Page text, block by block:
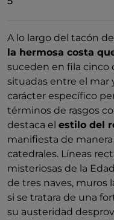
A lo largo del tacón
la hermosa costa
suceden en fila cinco
situadas entre el mar
carácter específico
términos de rasgos
destaca el estilo del
manifiesta de
catedrales. Líneas
misteriosas de la
de tres naves, muros
si se tratara de una
su austeridad